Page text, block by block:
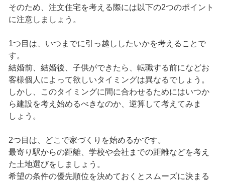
そのため、注文住宅を考える際には以下の2つのポイント
に注意しましょう。
1つ目は、いつまでに引っ越ししたいかを考えることで
す。
結婚前、結婚後、子供ができたら、転職する前になどお
客様個人によって欲しいタイミングは異なるでしょう。
しかし、このタイミングに間に合わせるためにはいつか
ら建設を考え始めるべきなのか、逆算して考えてみま
しょう。
2つ目は、どこで家づくりを始めるかです。
最寄り駅からの距離、学校や会社までの距離などを考え
た土地選びをしましょう。
希望の条件の優先順位を決めておくとスムーズに決まる